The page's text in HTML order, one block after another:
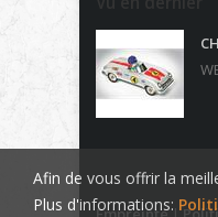
Afin de vous offrir la
Plus d'informations: